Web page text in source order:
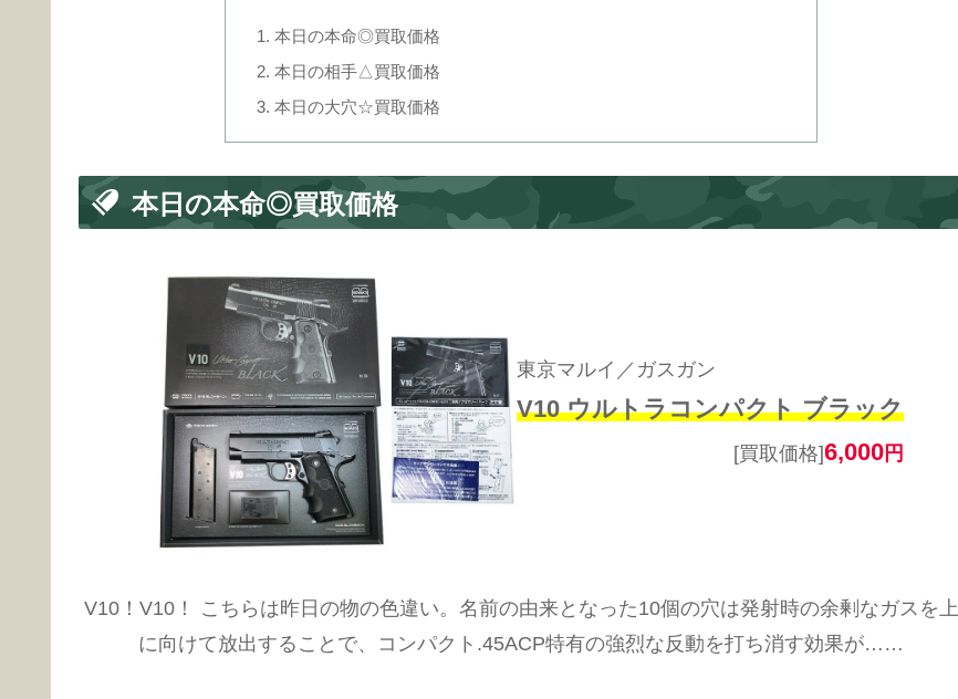
本日の本命◎買取価格
本日の相手△買取価格
本日の大穴☆買取価格
本日の本命◎買取価格
東京マルイ／ガスガン
V10 ウルトラコンパクト ブラック
[買取価格]6,000円
V10！V10！ こちらは昨日の物の色違い。名前の由来となった10個の穴は発射時の余剰なガスを上
に向けて放出することで、コンパクト.45ACP特有の強烈な反動を打ち消す効果が……